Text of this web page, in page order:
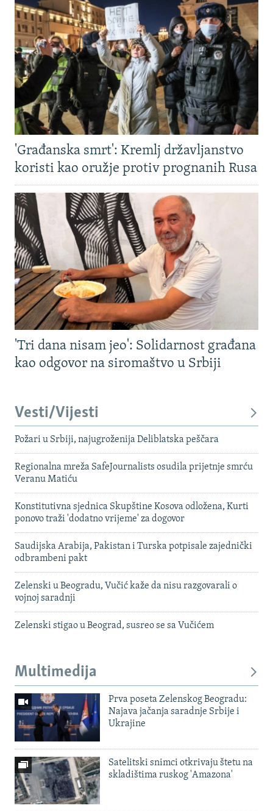
'Građanska smrt': Kremlj državljanstvo
koristi kao oružje protiv prognanih Rusa
'Tri dana nisam jeo': Solidarnost građana
kao odgovor na siromaštvo u Srbiji
Vesti/Vijesti
Požari u Srbiji, najugroženija Deliblatska peščara
Regionalna mreža SafeJournalists osudila prijetnje smrću
Veranu Matiću
Konstitutivna sjednica Skupštine Kosova odložena, Kurti
ponovo traži 'dodatno vrijeme' za dogovor
Saudijska Arabija, Pakistan i Turska potpisale zajednički
odbrambeni pakt
Zelenski u Beogradu, Vučić kaže da nisu razgovarali o
vojnoj saradnji
Zelenski stigao u Beograd, susreo se sa Vučićem
Multimedija
Prva poseta Zelenskog Beogradu:
Najava jačanja saradnje Srbije i
Ukrajine
Satelitski snimci otkrivaju štetu na
skladištima ruskog 'Amazona'